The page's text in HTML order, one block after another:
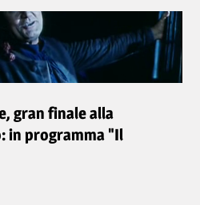
gran finale alla
in programma "Il